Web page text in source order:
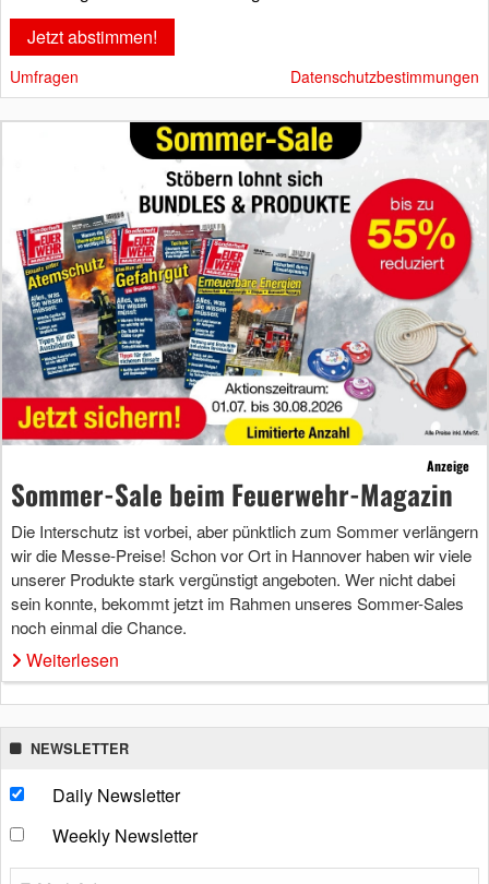
Umfragen Datenschutzbestimmungen
Anzeige
Sommer-Sale beim Feuerwehr-Magazin
Die Interschutz ist vorbei, aber pünktlich zum Sommer verlängern
wir die Messe-Preise! Schon vor Ort in Hannover haben wir viele
unserer Produkte stark vergünstigt angeboten. Wer nicht dabei
sein konnte, bekommt jetzt im Rahmen unseres Sommer-Sales
noch einmal die Chance.
Weiterlesen
NEWSLETTER
Daily Newsletter
Weekly Newsletter